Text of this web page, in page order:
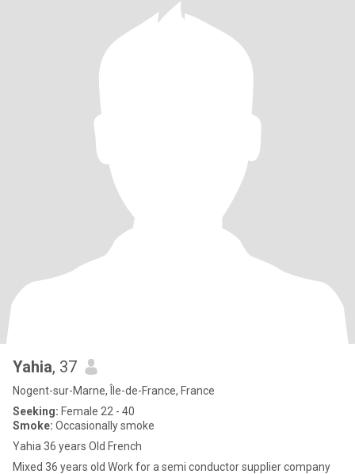
Yahia, 37
Nogent-sur-Marne, Île-de-France, France
Seeking: Female 22 - 40
Smoke: Occasionally smoke
Yahia 36 years Old French
Mixed 36 years old Work for a semi conductor supplier company